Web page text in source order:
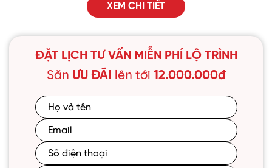
Cơ sở Bắc Ninh
Địa chỉ: Tòa Châu Coffee, xã Tiên Du, Bắc Ninh
Cơ sở Hòa Lạc, TP Hà Nội
Địa chỉ: Tầng 3 toà Hòa Lạc Plaza, xã Hòa Lạc, TP
Hà Nội
XEM CHI TIẾT
ĐẶT LỊCH TƯ VẤN MIỄN PHÍ LỘ TRÌNH
Săn ƯU ĐÃI lên tới 12.000.000đ